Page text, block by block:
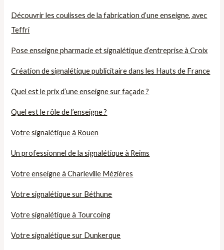
Découvrir les coulisses de la fabrication d’une enseigne, avec
Teffri
Pose enseigne pharmacie et signalétique d’entreprise à Croix
Création de signalétique publicitaire dans les Hauts de France
Quel est le prix d’une enseigne sur façade ?
Quel est le rôle de l’enseigne ?
Votre signalétique à Rouen
Un professionnel de la signalétique à Reims
Votre enseigne à Charleville Mézières
Votre signalétique sur Béthune
Votre signalétique à Tourcoing
Votre signalétique sur Dunkerque